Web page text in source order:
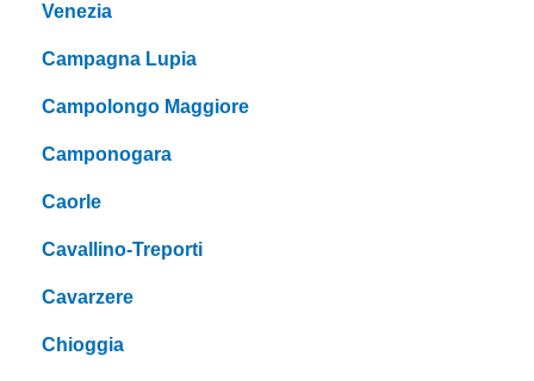
Venezia
Campagna Lupia
Campolongo Maggiore
Camponogara
Caorle
Cavallino-Treporti
Cavarzere
Chioggia